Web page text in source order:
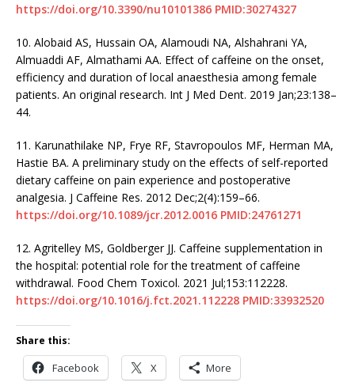
https://doi.org/10.3390/nu10101386 PMID:30274327
10. Alobaid AS, Hussain OA, Alamoudi NA, Alshahrani YA,
Almuaddi AF, Almathami AA. Effect of caffeine on the onset,
efficiency and duration of local anaesthesia among female
patients. An original research. Int J Med Dent. 2019 Jan;23:138–
44.
11. Karunathilake NP, Frye RF, Stavropoulos MF, Herman MA,
Hastie BA. A preliminary study on the effects of self-reported
dietary caffeine on pain experience and postoperative
analgesia. J Caffeine Res. 2012 Dec;2(4):159–66.
https://doi.org/10.1089/jcr.2012.0016 PMID:24761271
12. Agritelley MS, Goldberger JJ. Caffeine supplementation in
the hospital: potential role for the treatment of caffeine
withdrawal. Food Chem Toxicol. 2021 Jul;153:112228.
https://doi.org/10.1016/j.fct.2021.112228 PMID:33932520
Share this:
Facebook X More